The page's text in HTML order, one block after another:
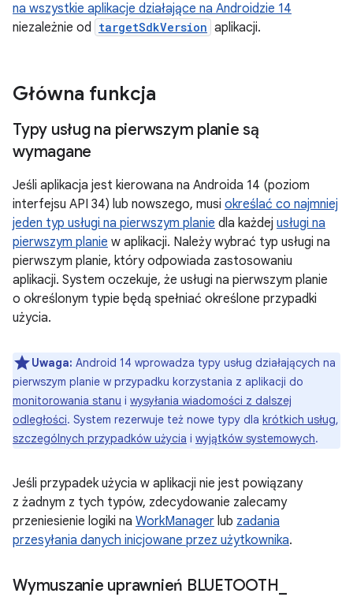
na wszystkie aplikacje działające na Androidzie 14
niezależnie od targetSdkVersion aplikacji.
Główna funkcja
Typy usług na pierwszym planie są
wymagane
Jeśli aplikacja jest kierowana na Androida 14 (poziom
interfejsu API 34) lub nowszego, musi określać co najmniej
jeden typ usługi na pierwszym planie dla każdej usługi na
pierwszym planie w aplikacji. Należy wybrać typ usługi na
pierwszym planie, który odpowiada zastosowaniu
aplikacji. System oczekuje, że usługi na pierwszym planie
o określonym typie będą spełniać określone przypadki
użycia.
Uwaga: Android 14 wprowadza typy usług działających na
pierwszym planie w przypadku korzystania z aplikacji do
monitorowania stanu i wysyłania wiadomości z dalszej
odległości. System rezerwuje też nowe typy dla krótkich usług,
szczególnych przypadków użycia i wyjątków systemowych.
Jeśli przypadek użycia w aplikacji nie jest powiązany
z żadnym z tych typów, zdecydowanie zalecamy
przeniesienie logiki na WorkManager lub zadania
przesyłania danych inicjowane przez użytkownika.
Wymuszanie uprawnień BLUETOOTH